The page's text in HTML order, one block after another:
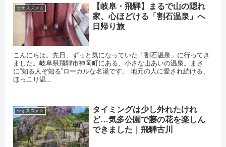
☆オススメ☆
【岐阜・飛騨】まるで山の隠れ
家、心ほどける「割石温泉」へ
日帰り旅
こんにちは。先日、ずっと気になっていた「割石温泉」に行ってき
ました。岐阜県飛騨市神岡町にある、小さな山あいの温泉。まさ
に“知る人ぞ知る”ローカルな名湯です。 地元の人に愛され続ける、
ほっこり温...
☆オススメ☆
タイミングは少し外れたけれ
ど…気多公園で藤の花を楽しん
できました｜飛騨古川